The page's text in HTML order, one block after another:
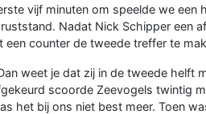
vijf minuten om speelde we een
Nadat Nick Schipper een
een counter de tweede treffer te
weet je dat zij in de tweede helft
scoorde Zeevogels twintig
het bij ons niet best meer. Toen